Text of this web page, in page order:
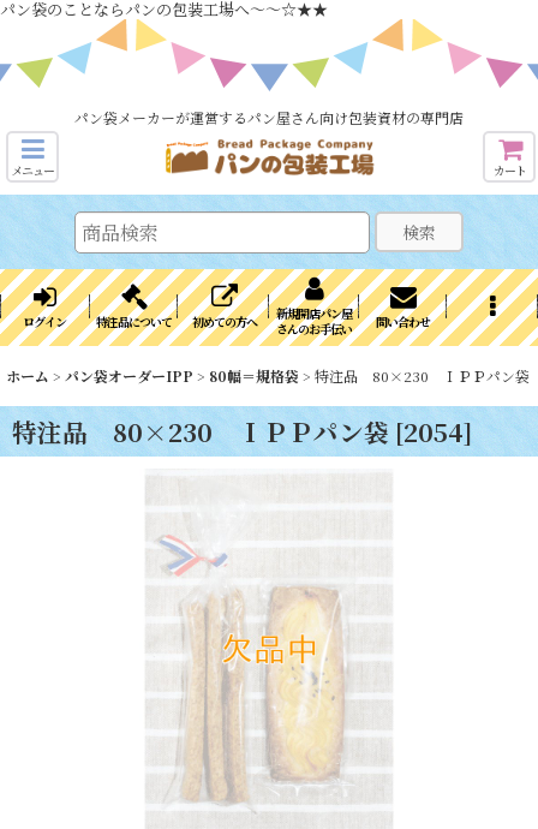
パン袋のことならパンの包装工場へ～～☆★★
パン袋メーカーが運営するパン屋さん向け包装資材の専門店
メニュー カート
検索
ログイン 特注品について 初めての方へ
新規開店パン屋
さんのお手伝い
問い合わせ
ホーム > パン袋オーダーIPP > 80幅＝規格袋 > 特注品 80×230 ＩＰＰパン袋
特注品 80×230 ＩＰＰパン袋 [2054]